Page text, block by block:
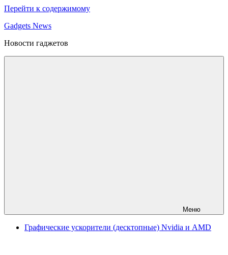
Перейти к содержимому
Gadgets News
Новости гаджетов
Меню
Графические ускорители (десктопные) Nvidia и AMD